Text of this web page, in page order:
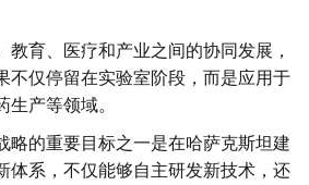
教育、医疗和产业之间的协同发展，
不仅停留在实验室阶段，而是应用于
产等领域。
略的重要目标之一是在哈萨克斯坦建
体系，不仅能够自主研发新技术，还